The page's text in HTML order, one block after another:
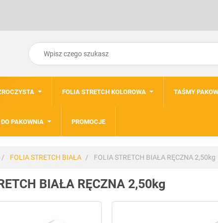
FOLIA STRETCH KOLOROWA TAŚMY
PAKOWNIA PROMOCJE
FOLIA STRETCH BIAŁA FOLIA STRETCH BIAŁA RĘCZNA 2,50kg
BIAŁA RĘCZNA 2,50kg